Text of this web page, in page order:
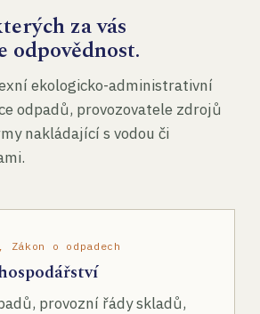
za vás
odpovědnost.
ekologicko-administrativní
odpadů, provozovatele zdrojů
nakládající s vodou či
Zákon o odpadech
provozní řády skladů,